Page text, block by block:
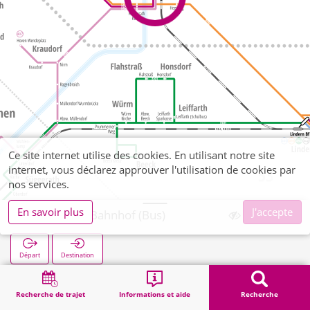
Recherche de trajet Informations et aide Recherche
Randerath Bahnhof (Bus)
Départ Destination
Démarrage Recherche Randerath Bahnhof (Bus)
Ce site internet utilise des cookies. En utilisant notre site
internet, vous déclarez approuver l'utilisation de cookies par
nos services.
En savoir plus
J'accepte